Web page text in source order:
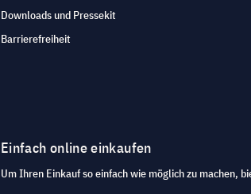
Downloads und Pressekit
Barrierefreiheit
Einfach online einkaufen
Um Ihren Einkauf so einfach wie möglich zu machen,